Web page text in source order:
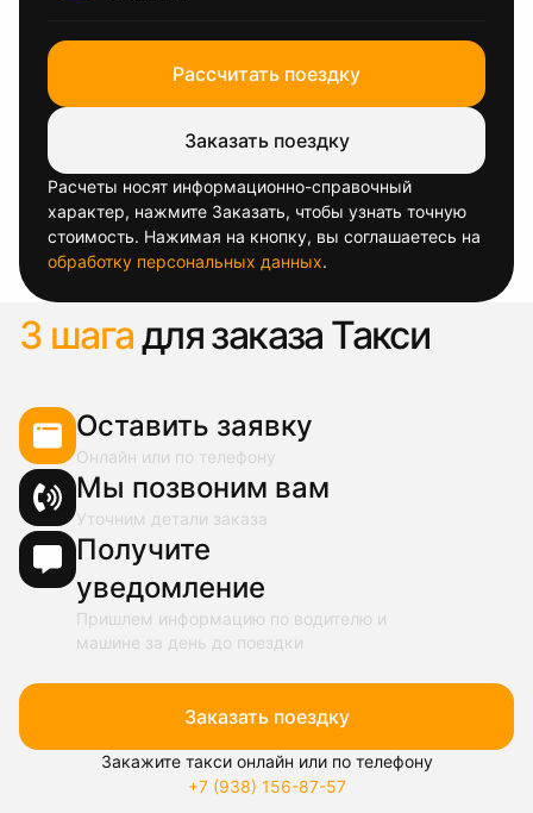
Рассчитать поездку
Заказать поездку
Расчеты носят информационно-справочный
характер, нажмите Заказать, чтобы узнать точную
стоимость. Нажимая на кнопку, вы соглашаетесь на
обработку персональных данных.
3 шагадля заказа Такси
Оставить заявку
Онлайн или по телефону
Мы позвоним вам
Уточним детали заказа
Получите
уведомление
Пришлем информацию по водителю и
машине за день до поездки
Заказать поездку
Закажите такси онлайн или по телефону
+7 (938) 156-87-57